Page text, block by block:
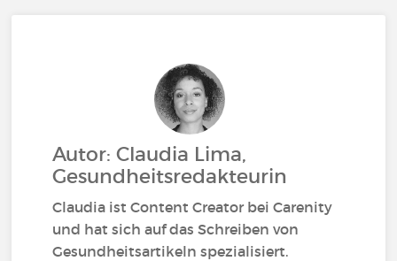
Autor: Claudia Lima,
Gesundheitsredakteurin
Claudia ist Content Creator bei Carenity
und hat sich auf das Schreiben von
Gesundheitsartikeln spezialisiert.